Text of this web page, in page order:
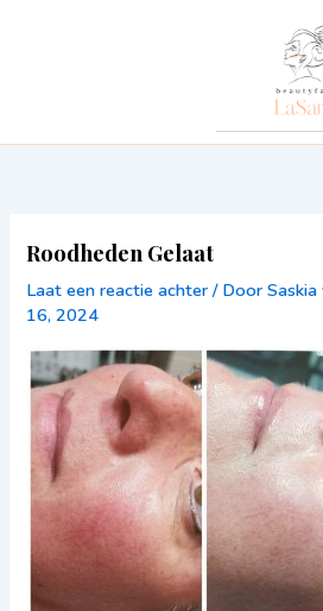
Roodheden Gelaat
Laat een reactie achter / Door
16, 2024